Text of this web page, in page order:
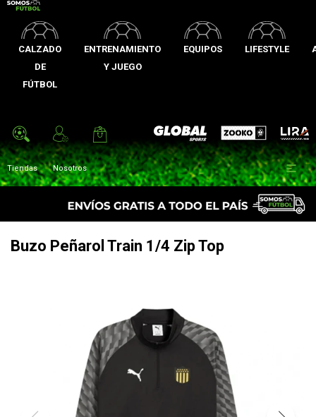
CALZADO
DE
FÚTBOL
ENTRENAMIENTO
Y JUEGO
EQUIPOS LIFESTYLE
Global Sports Zooko Lira
Tiendas Nosotros 
Buzo Peñarol Train 1/4 Zip Top